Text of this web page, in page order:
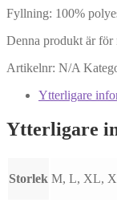
Fyllning: 100%
Denna produkt är för
Artikelnr: N/A
Ytterligare
Ytterligare
Storlek M, L, XL,